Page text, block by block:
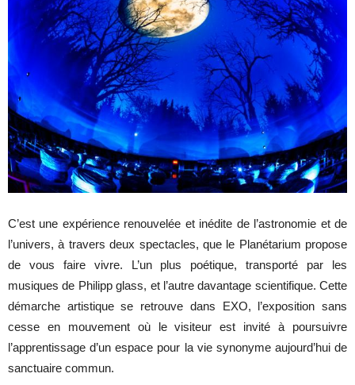
C’est une expérience renouvelée et inédite de l’astronomie et de
l’univers, à travers deux spectacles, que le Planétarium propose
de vous faire vivre. L’un plus poétique, transporté par les
musiques de Philipp glass, et l’autre davantage scientifique. Cette
démarche artistique se retrouve dans EXO, l’exposition sans
cesse en mouvement où le visiteur est invité à poursuivre
l’apprentissage d’un espace pour la vie synonyme aujourd’hui de
sanctuaire commun.